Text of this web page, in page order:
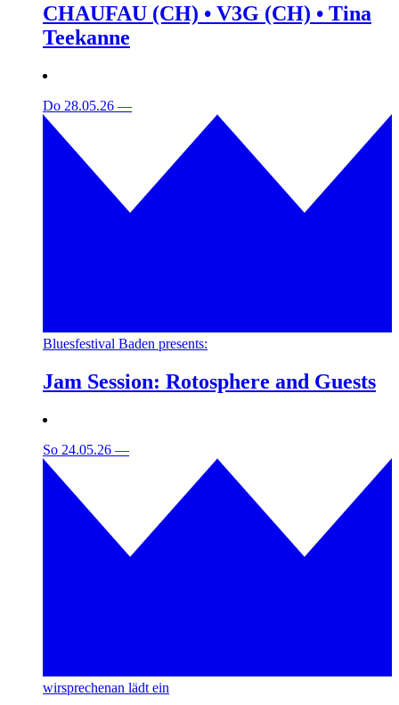
CHAUFAU (CH) • V3G (CH) • Tina
Teekanne
Do 28.05.26 —
Bluesfestival Baden presents:
Jam Session: Rotosphere and Guests
So 24.05.26 —
wirsprechenan lädt ein